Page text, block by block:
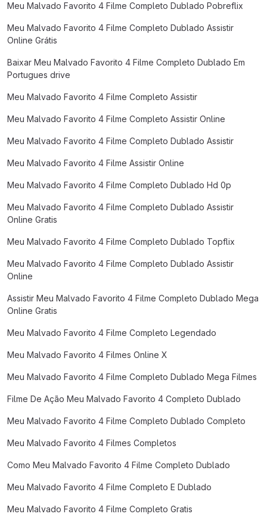
Meu Malvado Favorito 4 Filme Completo Dublado Pobreflix
Meu Malvado Favorito 4 Filme Completo Dublado Assistir
Online Grátis
Baixar Meu Malvado Favorito 4 Filme Completo Dublado Em
Portugues drive
Meu Malvado Favorito 4 Filme Completo Assistir
Meu Malvado Favorito 4 Filme Completo Assistir Online
Meu Malvado Favorito 4 Filme Completo Dublado Assistir
Meu Malvado Favorito 4 Filme Assistir Online
Meu Malvado Favorito 4 Filme Completo Dublado Hd 0p
Meu Malvado Favorito 4 Filme Completo Dublado Assistir
Online Gratis
Meu Malvado Favorito 4 Filme Completo Dublado Topflix
Meu Malvado Favorito 4 Filme Completo Dublado Assistir
Online
Assistir Meu Malvado Favorito 4 Filme Completo Dublado Mega
Online Gratis
Meu Malvado Favorito 4 Filme Completo Legendado
Meu Malvado Favorito 4 Filmes Online X
Meu Malvado Favorito 4 Filme Completo Dublado Mega Filmes
Filme De Ação Meu Malvado Favorito 4 Completo Dublado
Meu Malvado Favorito 4 Filme Completo Dublado Completo
Meu Malvado Favorito 4 Filmes Completos
Como Meu Malvado Favorito 4 Filme Completo Dublado
Meu Malvado Favorito 4 Filme Completo E Dublado
Meu Malvado Favorito 4 Filme Completo Gratis